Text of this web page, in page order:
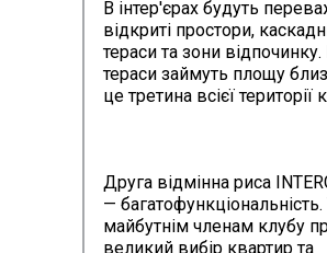
В інтер'єрах будуть
відкриті простори,
тераси та зони
тераси займуть площу
це третина всієї території
Друга відмінна риса
— багатофункціональність.
майбутнім членам клубу
великий вибір квартир та